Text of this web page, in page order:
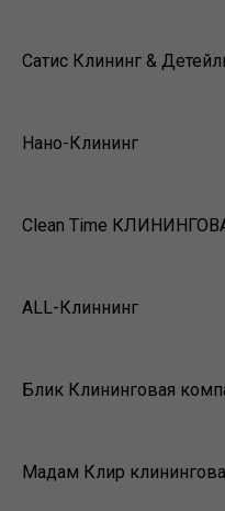
Сатис Клининг &
Нано-Клининг
Clean Time
ALL-Клиннинг
Блик Клининговая
Мадам Клир